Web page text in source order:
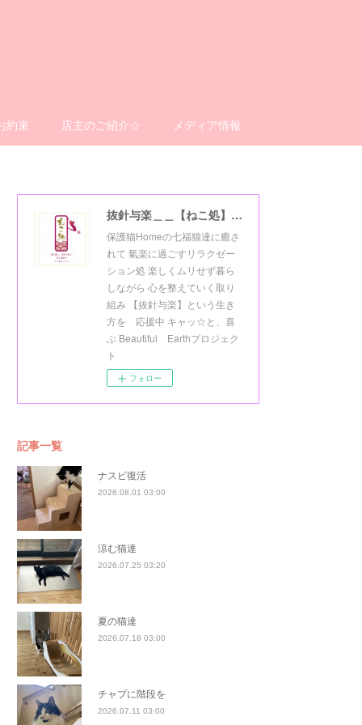
約束 店主のご紹介☆ メディア情報
抜針与楽＿＿【ねこ処】＿＿猫楽ゼーションHome☆
保護猫Homeの七福猫達に癒さ
れて 氣楽に過ごすリラクゼー
ション処 楽しくムリせず暮ら
しながら 心を整えていく取り
組み 【抜針与楽】という生き
方を 応援中 キャッ☆と、喜
ぶ Beautiful Earthプロジェク
ト
フォロー
記事一覧
ナスビ復活
2026.08.01 03:00
涼む猫達
2026.07.25 03:20
夏の猫達
2026.07.18 03:00
チャプに階段を
2026.07.11 03:00